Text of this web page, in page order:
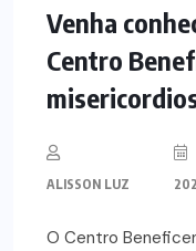
Venha
Centro
ALISSON LUZ
O Centro